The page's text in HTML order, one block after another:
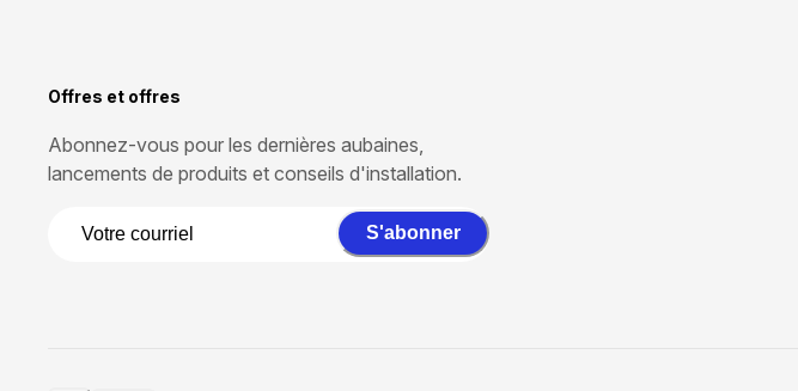
Offres et offres
Abonnez-vous pour les dernières aubaines,
lancements de produits et conseils d'installation.
S'abonner